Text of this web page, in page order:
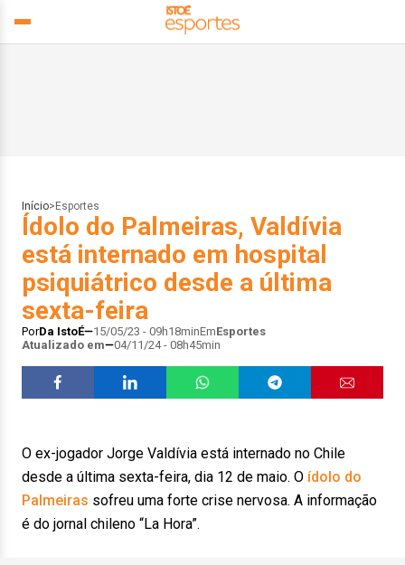
Início> Esportes
Ídolo do Palmeiras, Valdívia
está internado em hospital
psiquiátrico desde a última
sexta-feira
PorDa IstoÉ 15/05/23 - 09h18minEmEsportes
Atualizado em
04/11/24 - 08h45min
O ex-jogador Jorge Valdívia está internado no Chile
desde a última sexta-feira, dia 12 de maio. O ídolo do
Palmeiras sofreu uma forte crise nervosa. A informação
é do jornal chileno “La Hora”.